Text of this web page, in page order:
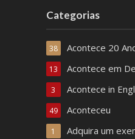
Categorias
Acontece 20
38
Acontece em
13
Acontece in
3
Aconteceu
49
Adquira um
1